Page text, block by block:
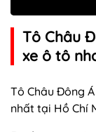
Tô Châu
xe ô tô
Tô Châu Đông
nhất tại Hồ Chí